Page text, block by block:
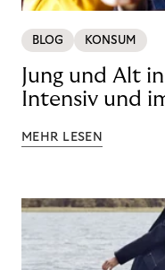
BLOG KONSUM
Jung und Alt
Intensiv und
MEHR LESEN